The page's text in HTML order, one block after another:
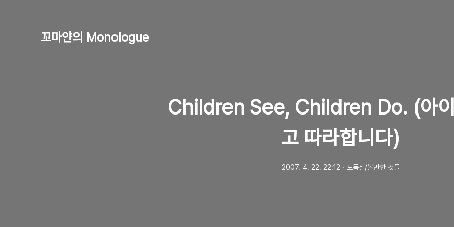
꼬마얀의 Monologue
Children See, Children Do. (아
고 따라합니다)
2007. 4. 22. 22:12 ㆍ 도둑질/볼만한 것들